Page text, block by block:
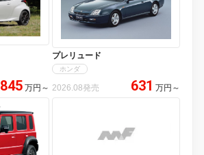
845 万円 ～
プレリュード
ホンダ
2026.08発売 631 万円 ～